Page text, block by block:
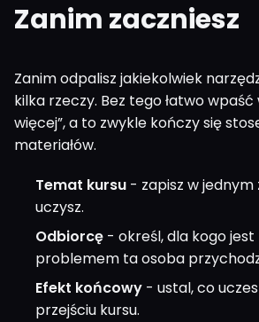
Zanim zaczniesz
Zanim odpalisz jakiekolwiek
kilka rzeczy. Bez tego łatwo
więcej”, a to zwykle kończy się
materiałów.
Temat kursu - zapisz w jednym
uczysz.
Odbiorcę - określ, dla kogo jest
problemem ta osoba
Efekt końcowy - ustal, co
przejściu kursu.